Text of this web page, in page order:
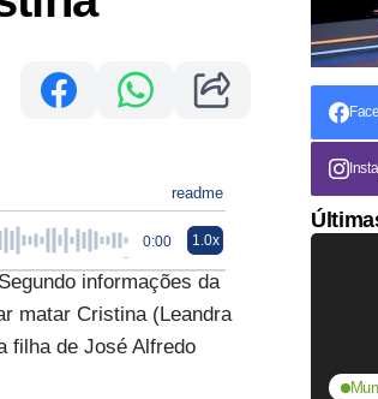
readme
0:00 1.0x
informações da
matar Cristina (Leandra
filha de José Alfredo